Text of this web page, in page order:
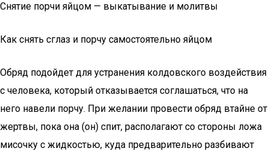
Снятие порчи яйцом — выкатывание и молитвы
Как снять сглаз и порчу самостоятельно яйцом
Обряд подойдет для устранения колдовского воздействия
с человека, который отказывается соглашаться, что на
него навели порчу. При желании провести обряд втайне от
жертвы, пока она (он) спит, располагают со стороны ложа
мисочку с жидкостью, куда предварительно разбивают